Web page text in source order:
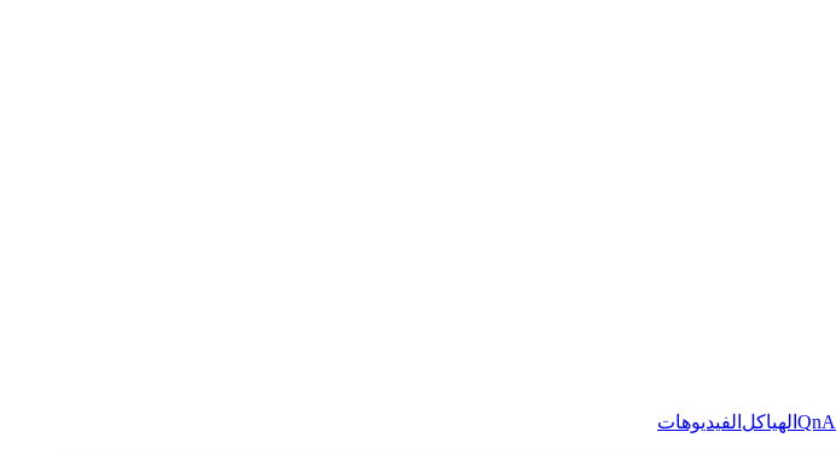
QnA الهياكل الفيديوهات